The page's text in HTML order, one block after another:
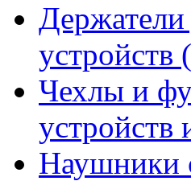
устройств
Чехлы и
устройств
Наушники